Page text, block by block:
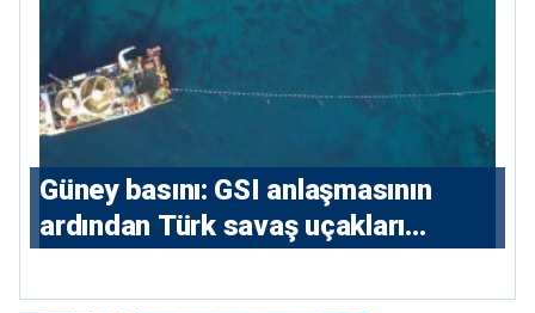
Güney basını: ⁠GSI anlaşmasının
ardından Türk savaş uçakları